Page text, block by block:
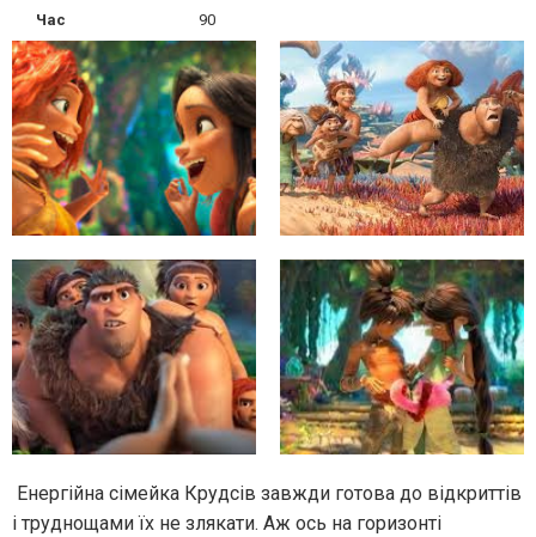
Час 90
Енергійна сімейка Крудсів завжди готова до відкриттів
і труднощами їх не злякати. Аж ось на горизонті